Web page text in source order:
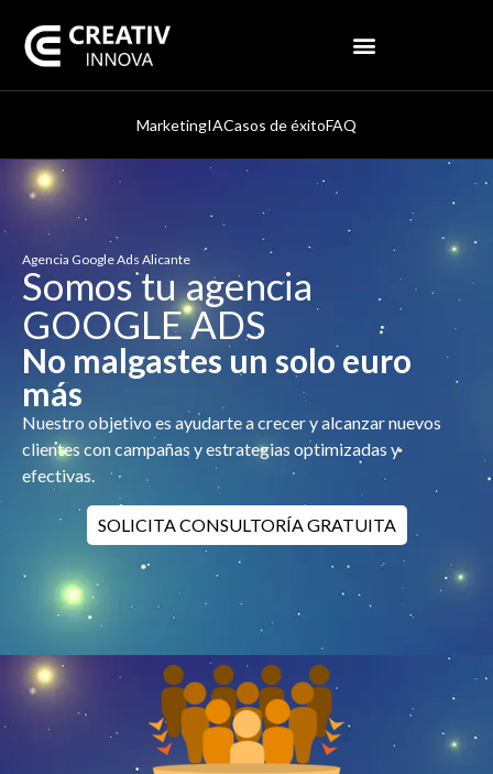
MarketingIACasos de éxitoFAQ
Agencia Google Ads Alicante
Somos tu agencia
GOOGLE ADS
No malgastes un solo euro
más
Nuestro objetivo es ayudarte a crecer y alcanzar nuevos
clientes con campañas y estrategias optimizadas y
efectivas.
SOLICITA CONSULTORÍA GRATUITA